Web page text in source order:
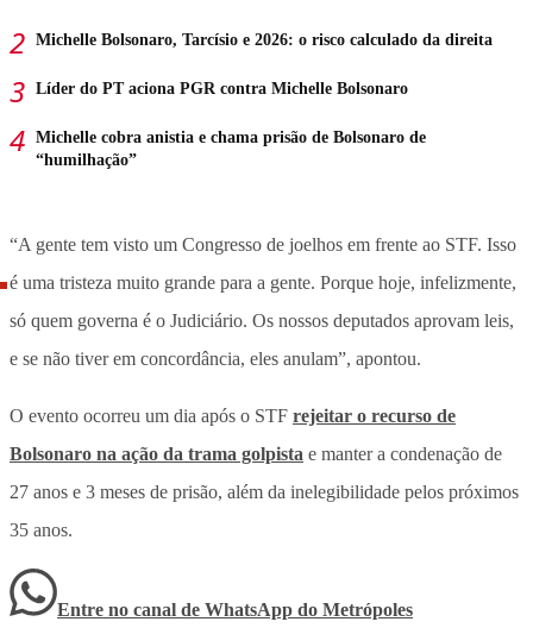
Michelle Bolsonaro, Tarcísio e 2026: o risco calculado da direita
Líder do PT aciona PGR contra Michelle Bolsonaro
Michelle cobra anistia e chama prisão de Bolsonaro de
“humilhação”
“A gente tem visto um Congresso de joelhos em frente ao STF. Isso
é uma tristeza muito grande para a gente. Porque hoje, infelizmente,
só quem governa é o Judiciário. Os nossos deputados aprovam leis,
e se não tiver em concordância, eles anulam”, apontou.
O evento ocorreu um dia após o STF rejeitar o recurso de
Bolsonaro na ação da trama golpista e manter a condenação de
27 anos e 3 meses de prisão, além da inelegibilidade pelos próximos
35 anos.
Entre no canal de WhatsApp do Metrópoles